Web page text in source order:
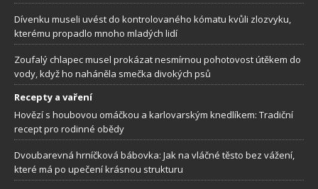
Dívenku museli uvést do kontrolovaného kómatu kvůli zlozvyku,
kterému propadlo mnoho mladých lidí
Zoufalý chlapec musel prokázat nesmírnou pohotovost útěkem do
vody, když ho naháněla smečka divokých psů
Recepty a vaření
Hovězí s houbovou omáčkou a karlovarským knedlíkem: Tradiční
recept pro rodinné obědy
Dvoubarevná hrníčková bábovka: Jak na vláčné těsto bez vážení,
které má po upečení krásnou strukturu